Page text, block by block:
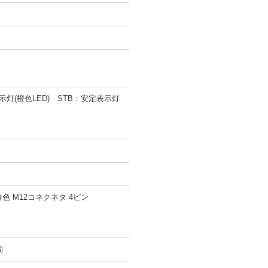
灯(橙色LED) STB：安定表示灯
M12コネクネタ 4ピン